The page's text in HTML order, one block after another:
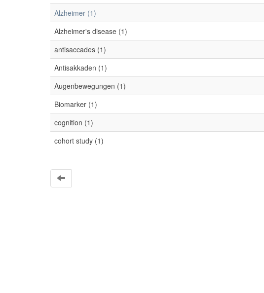
Alzheimer (1)
Alzheimer's disease (1)
antisaccades (1)
Antisakkaden (1)
Augenbewegungen (1)
Biomarker (1)
cognition (1)
cohort study (1)